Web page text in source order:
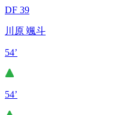
DF 39
川原 颯斗
54’
54’